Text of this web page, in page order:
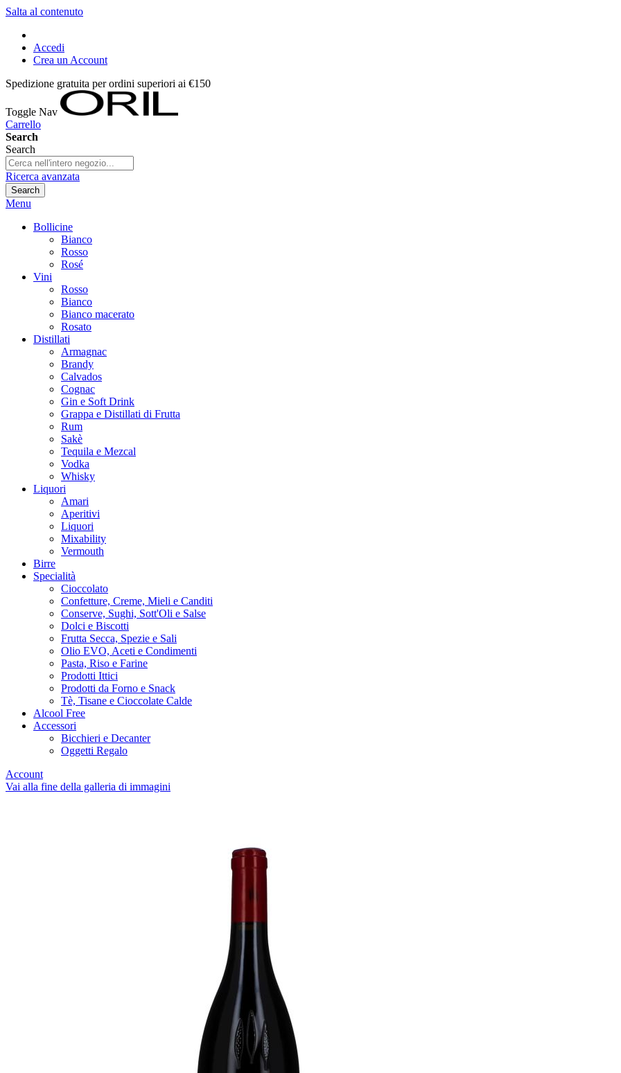
Salta al contenuto
Accedi
Crea un Account
Spedizione gratuita per ordini superiori ai €150
Toggle Nav
Carrello
Search
Search
Ricerca avanzata
Search
Menu
Bollicine
Bianco
Rosso
Rosé
Vini
Rosso
Bianco
Bianco macerato
Rosato
Distillati
Armagnac
Brandy
Calvados
Cognac
Gin e Soft Drink
Grappa e Distillati di Frutta
Rum
Sakè
Tequila e Mezcal
Vodka
Whisky
Liquori
Amari
Aperitivi
Liquori
Mixability
Vermouth
Birre
Specialità
Cioccolato
Confetture, Creme, Mieli e Canditi
Conserve, Sughi, Sott'Oli e Salse
Dolci e Biscotti
Frutta Secca, Spezie e Sali
Olio EVO, Aceti e Condimenti
Pasta, Riso e Farine
Prodotti Ittici
Prodotti da Forno e Snack
Tè, Tisane e Cioccolate Calde
Alcool Free
Accessori
Bicchieri e Decanter
Oggetti Regalo
Account
Vai alla fine della galleria di immagini